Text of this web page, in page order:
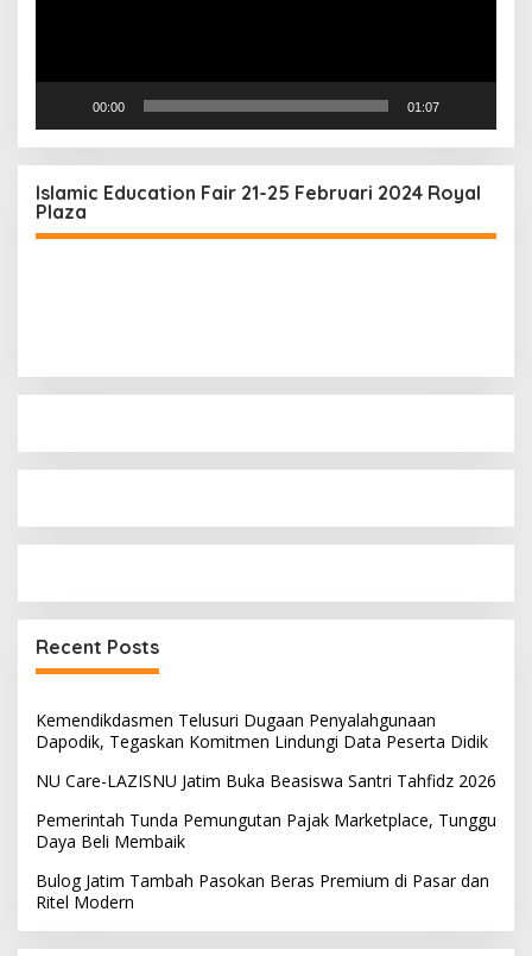
00:00 01:07
Islamic Education Fair 21-25 Februari 2024 Royal
Plaza
Recent Posts
Kemendikdasmen Telusuri Dugaan Penyalahgunaan
Dapodik, Tegaskan Komitmen Lindungi Data Peserta Didik
NU Care-LAZISNU Jatim Buka Beasiswa Santri Tahfidz 2026
Pemerintah Tunda Pemungutan Pajak Marketplace, Tunggu
Daya Beli Membaik
Bulog Jatim Tambah Pasokan Beras Premium di Pasar dan
Ritel Modern